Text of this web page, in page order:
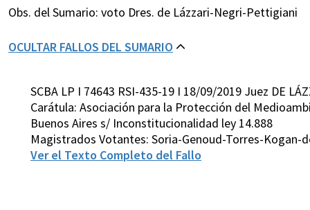
Obs. del Sumario: voto Dres. de Lázzari-Negri-Pettigiani
OCULTAR FALLOS DEL SUMARIO
SCBA LP I 74643 RSI-435-19 I 18/09/2019 Juez DE
Carátula: Asociación para la Protección del
Buenos Aires s/ Inconstitucionalidad ley 14.888
Magistrados Votantes: Soria-Genoud-Torres-
Ver el Texto Completo del Fallo